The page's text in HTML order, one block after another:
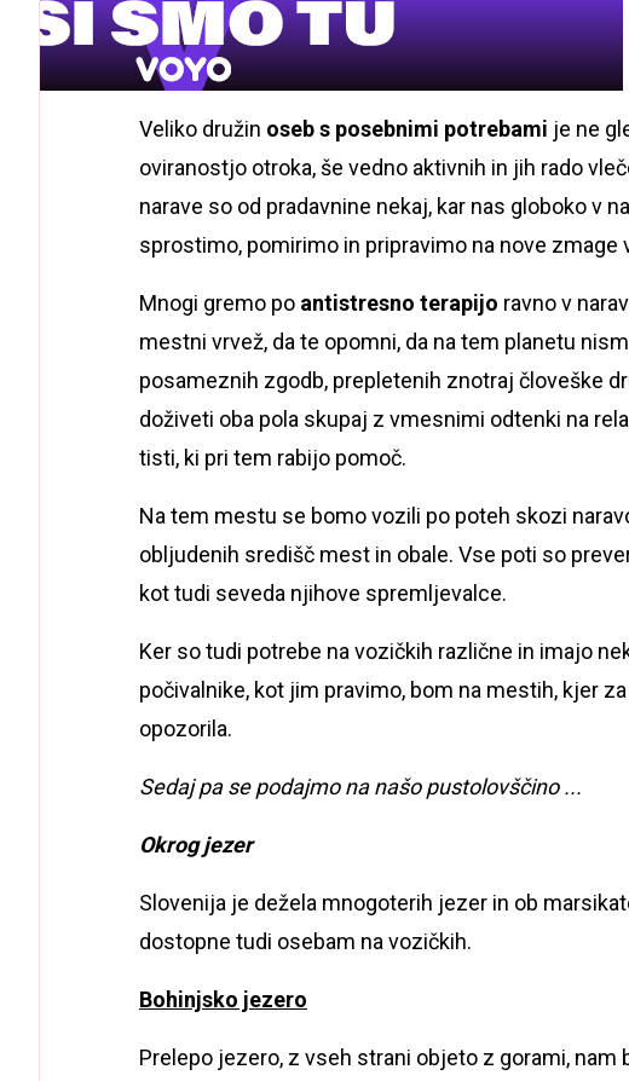
Veliko družin oseb s posebnimi potrebami je ne
oviranostjo otroka, še vedno aktivnih in jih rado
narave so od pradavnine nekaj, kar nas globoko v
sprostimo, pomirimo in pripravimo na nove zmage
Mnogi gremo po antistresno terapijo ravno v
mestni vrvež, da te opomni, da na tem planetu
posameznih zgodb, prepletenih znotraj človeške
doživeti oba pola skupaj z vmesnimi odtenki na
tisti, ki pri tem rabijo pomoč.
Na tem mestu se bomo vozili po poteh skozi
obljudenih središč mest in obale. Vse poti so
kot tudi seveda njihove spremljevalce.
Ker so tudi potrebe na vozičkih različne in imajo
počivalnike, kot jim pravimo, bom na mestih, kjer
opozorila.
Sedaj pa se podajmo na našo pustolovščino ...
Okrog jezer
Slovenija je dežela mnogoterih jezer in ob
dostopne tudi osebam na vozičkih.
Bohinjsko jezero
Prelepo jezero, z vseh strani objeto z gorami, nam